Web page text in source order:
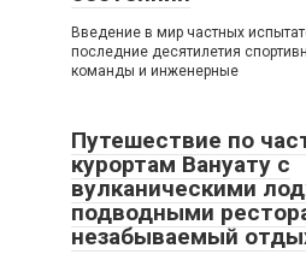
Введение в мир частных
последние десятилетия
команды и инженерные
Путешествие по
курортам Вануату с
вулканическими
подводными
незабываемый